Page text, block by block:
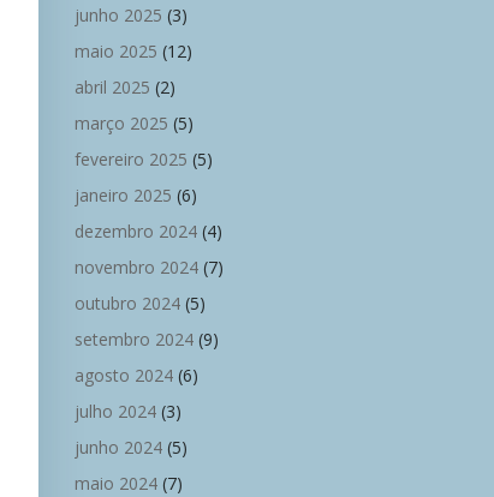
junho 2025 (3)
maio 2025 (12)
abril 2025 (2)
março 2025 (5)
fevereiro 2025 (5)
janeiro 2025 (6)
dezembro 2024 (4)
novembro 2024 (7)
outubro 2024 (5)
setembro 2024 (9)
agosto 2024 (6)
julho 2024 (3)
junho 2024 (5)
maio 2024 (7)